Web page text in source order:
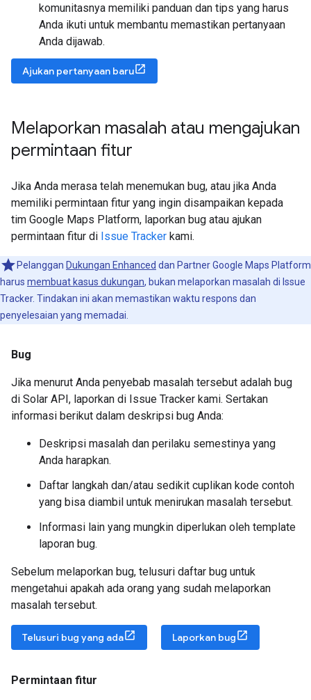
komunitasnya memiliki panduan dan tips yang harus
Anda ikuti untuk membantu memastikan pertanyaan
Anda dijawab.
Ajukan pertanyaan baru
Melaporkan masalah atau mengajukan
permintaan fitur
Jika Anda merasa telah menemukan bug, atau jika Anda
memiliki permintaan fitur yang ingin disampaikan kepada
tim Google Maps Platform, laporkan bug atau ajukan
permintaan fitur di Issue Tracker kami.
Pelanggan Dukungan Enhanced dan Partner Google Maps Platform
harus membuat kasus dukungan, bukan melaporkan masalah di Issue
Tracker. Tindakan ini akan memastikan waktu respons dan
penyelesaian yang memadai.
Bug
Jika menurut Anda penyebab masalah tersebut adalah bug
di Solar API, laporkan di Issue Tracker kami. Sertakan
informasi berikut dalam deskripsi bug Anda:
Deskripsi masalah dan perilaku semestinya yang
Anda harapkan.
Daftar langkah dan/atau sedikit cuplikan kode contoh
yang bisa diambil untuk menirukan masalah tersebut.
Informasi lain yang mungkin diperlukan oleh template
laporan bug.
Sebelum melaporkan bug, telusuri daftar bug untuk
mengetahui apakah ada orang yang sudah melaporkan
masalah tersebut.
Telusuri bug yang ada Laporkan bug
Permintaan fitur